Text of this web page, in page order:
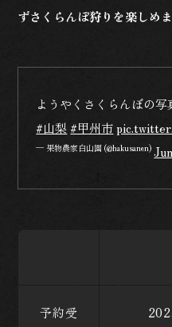
ずさくらんぼ狩りを楽しめ
ようやくさくらんぼの
#山梨 #甲州市
— 果物農家白山園 (@hakusanen)
予約受